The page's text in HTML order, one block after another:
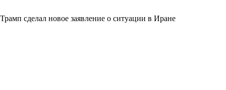
Трамп сделал новое заявление о ситуации в Иране